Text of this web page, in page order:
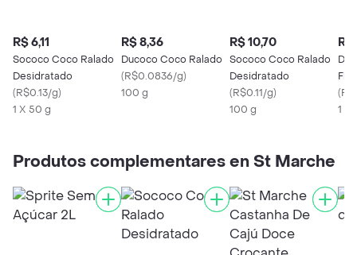
R$ 6,11
Sococo Coco Ralado
Desidratado
(R$0.13/g)
1 X 50 g
R$ 8,36
Ducoco Coco Ralado
(R$0.0836/g)
100 g
R$ 10,70
Sococo Coco Ralado
Desidratado
(R$0.11/g)
100 g
R$
(
1 X
Produtos complementares en St Marche